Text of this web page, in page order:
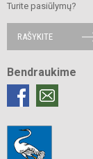
Turite pasiūlymų?
RAŠYKITE
Bendraukime